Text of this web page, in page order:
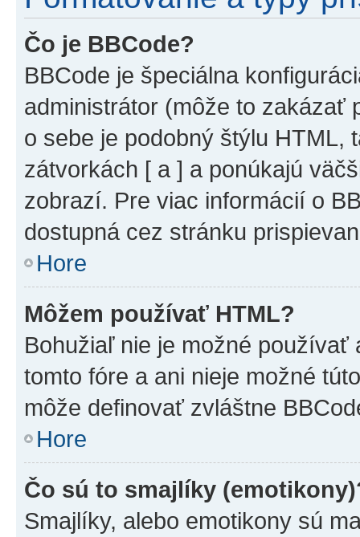
Čo je BBCode?
BBCode je špeciálna
administrátor (môže to zakázať
o sebe je podobný štýlu HTML,
zátvorkách [ a ] a ponúkajú
zobrazí. Pre viac informácií o
dostupná cez stránku
Hore
Môžem používať HTML?
Bohužiaľ nie je možné
tomto fóre a ani nieje možné
môže definovať zvláštne
Hore
Čo sú to smajlíky
Smajlíky, alebo emotikony sú